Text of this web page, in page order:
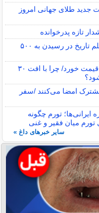
جدید طلای جهانی امروز
تازه پدرخوانده
«مرد عنکبوتی: روزی نو»؛ سریع‌ترین فیلم تاریخ در رسیدن به ۵۰۰
گوشت ۴ هزار تومانی این‌گونه میلیونی قیمت خورد/ چرا با افت ۳۰
امضا می‌کنند /سفر
تورم چگونه
سایر خبرهای داغ »